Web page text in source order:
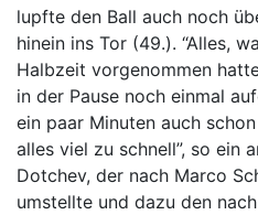
lupfte den Ball auch noch
hinein ins Tor (49.). “Alles,
Halbzeit vorgenommen
in der Pause noch einmal
ein paar Minuten auch
alles viel zu schnell”, so ein
Dotchev, der nach Marco
umstellte und dazu den